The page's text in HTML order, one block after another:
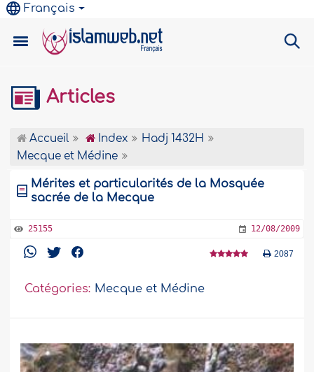
Français
Articles
Accueil Index
Hadj 1432H
Mecque et Médine
Mérites et particularités de la Mosquée
sacrée de la Mecque
25155 12/08/2009
2087
Catégories: Mecque et Médine